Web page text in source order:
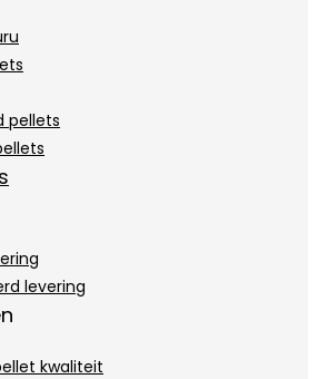
pellets
levering
kwaliteit